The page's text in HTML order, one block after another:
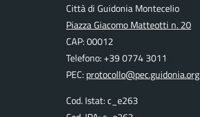
Città di Guidonia Montecelio
Piazza Giacomo Matteotti n. 20
CAP: 00012
Telefono: +39 0774 3011
PEC: protocollo@pec.guidonia.org
Cod. Istat: c_e263